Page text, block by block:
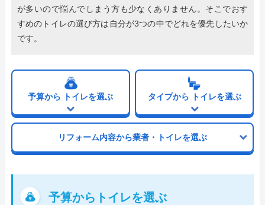
ローン コード決済
電子マネー
給水装置工事
主任技術者
排水設備工事
建設業許可 電気工事士
コーディネーター
コーディネーター
が多いので悩んでしまう方も少なくありません。そこでおす
すめのトイレの選び方は自分が3つの中でどれを優先したいか
です。
予算から トイレを選ぶ タイプから トイレを選ぶ
リフォーム内容から業者・トイレを選ぶ
予算からトイレを選ぶ